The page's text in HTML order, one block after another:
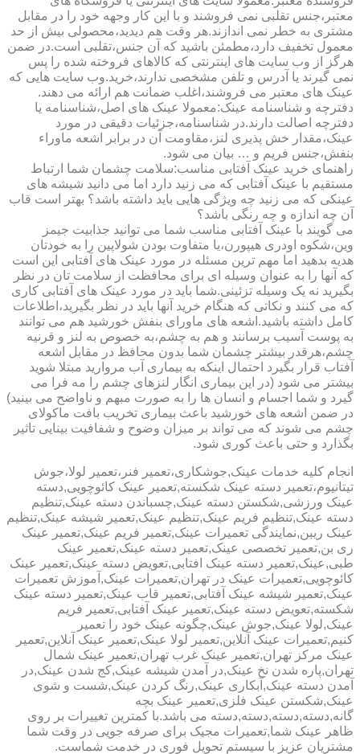
معتبر،جنس تقلبی نمی فروشند و با این کار وجهه خود را در مقابل
مشتری به خطر نمی اندازند.هر وقت هم دیدید،محصولی بیش از حد
معمول تخفیف دارد،مطمئن باشید که آن جنس،تقلبی است.در ضمن
هرگز از وب سایت های اینترنتی که کالاهای فروخته شده را پس
نمی گیرند یا آدرس و تلفن مشخصی ندارند،خرید.وب سایت هایی که
عینک های معتبر می فروشند،اغلب ضمانت هم ارائه می دهند.
دفترچه و شناسنامه عینک:معمولا عینک های اصل،شناسنامه یا
دفترچه اصالت دارند.در شناسنامه،جزئیات دقیقی در مورد
عینک،مقدار خش پذیری لنز،مقاومت آن در برابر اشعه ماوراء
بنفش،جنس فریم و … بیان می شود.
راهنمای خرید عینک آفتابی مناسب:سلامت چشمان شما ارتباط
مستقیم با عینک آفتابی که می زنید دارد اما می دانید شیشه های
عینکی که می زنید چه ویژگی هایی باید داشته باشد؟ بهتر است قاب
آن چه اندازه و چه رنگی باشد؟
می گویند با عینک آفتابی مناسب شما می توانید جذابیت جیمز
وین،شکوه اودری هیپورن،یا متفاوت بودن شولاپین را به خودتان
هدیه بدهید اما مهم ترین مسئله در مورد عینک های آفتابی این است
که آنها را به عنوان وسیله ای برای محافظت از سلامت تان در نظر
بگیرید نه یک وسیله تزئینی.شما باید در مورد عینک های آفتابی کاری
که می کنند و نکاتی که هنگام خرید آنها باید در نظر بگیرید،اطلاعات
کامل داشته باشید.اشعه های ماورای بنفش خورشید هم می توانند
به پوست آسیب برسانند و هم به چشم،به خصوص به لنز و قرنیه
چشم،هرقدر بیشتر چشمان شما بدون محافظ در مقابل اشعه
آفتاب قرار بگیرد احتمال اینکه به بیماری آب مروارید مبتلا شوید
بیشتر می شود (در این بیماری انگار لنزهای چشم را مه فرا می
گیرد و شما اجسام و انسان ها را به صورت مبهم و ناواضح می بینید)
در ضمن اشعه های خورشید باعث بیماری تخریب بافت ماکولای
چشم می شوند که می تواند بر میزان وضوح و شفافیت بینایی تاثیر
بگذارد و حتی باعث کوری شود.
انجام کلیه خدمات عینک,جوشکاری،تعمیر فنر،تعمیر لولا،جوش
تیتانیوم،تعمیر دسته عینک شکسته,تعمیر عینک کائوچویی,دسته
عینک ورزشی,شکستن دسته عینک,چسباندن دسته عینک,تنظیم
دسته عینک,تنظیم فریم عینک,تنظیم عینک,تعمیر شیشه عینک,تنظیم
عینک ریبن,نمایندگی تعمیرات عینک,تعمیر فریم عینک,تعمیر عینک
ری بن,تعمیر تخصصی عینک,تعمیر دسته عینک,تعمیر عینک
طبی,عینک,تعمیر دسته عینک افتابی,تعویض دسته عینک,تعمیر عینک
کائوچویی,تعمیرات عینک در تهران,تعمیرات عینک,آموزش تعمیرات
عینک,تعمیر شیشه عینک آفتابی,تعمیر قاب عینک,تعمیر دسته عینک
شکسته,تعویض دسته عینک,تعمیر عینک آفتابی,تعمیر فریم
عینک,لولا عینک,جوش عینک,چگونه عینک خود را تعمیر
کنیم,تعمیرات عینک آنلاین,تعمیر لولا عینک,تعمیر عینک آنلاین,تعمیر
عینک مرکز تهران,تعمیر عینک غرب تهران,تعمیر عینک شمال
تهران,پاره شدن نخ عینک,در آمدن شیشه عینک,کج شدن عینک,در
آمدن دسته عینک,آبکاری عینک,رنگ کردن عینک,شست و شوی
عینک,شکستن عینک فلزی,تعمیر عینک بچه
گانه,دسته,دسته,دسته,دسته می باشد.با کمترین تغییرات بر روی
ظاهر عینک شما,تعمیرات مجیک برای صرفه جویی در وقت شما
مشتریان عزیز با سیستم تحویل فوری در خدمت شماست.